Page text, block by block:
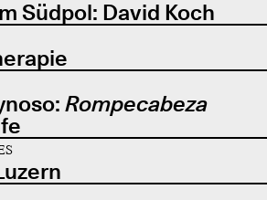
Südpol: David Koch
Rompecabeza